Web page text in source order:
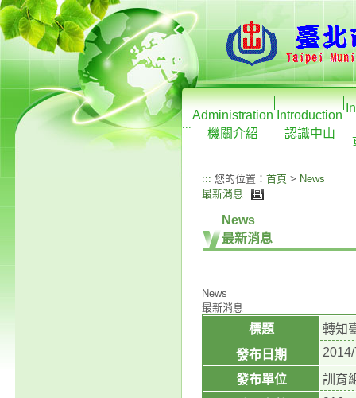
:::
Administration
機關介紹
Introduction
認識中山
::: 您的位置： 首頁 > News
最新消息.
News
最新消息
News
最新消息
標題
轉知
發布日期
發布單位
訓育